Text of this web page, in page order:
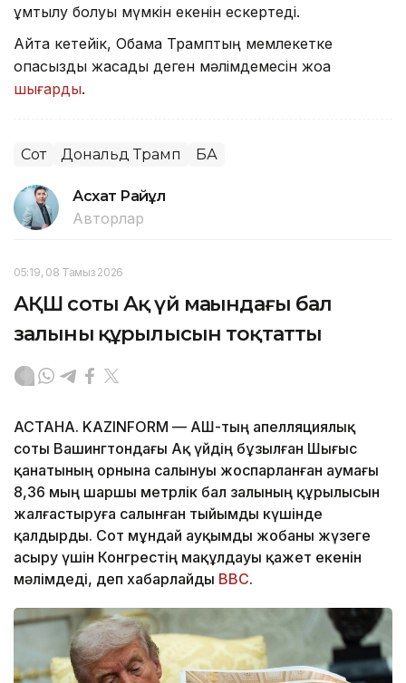
ұмтылу болуы мүмкін екенін ескертеді.
Айта кетейік, Обама Трамптың мемлекетке
опасыздық жасады деген мәлімдемесін жоққа
шығарды.
Сот Дональд Трамп БАҚ
Асхат Райқұл
Авторлар
05:19, 08 Тамыз 2026
АҚШ соты Ақ үй маңындағы бал
залының құрылысын тоқтатты
АСТАНА. KAZINFORM — АҚШ-тың апелляциялық
соты Вашингтондағы Ақ үйдің бұзылған Шығыс
қанатының орнына салынуы жоспарланған аумағы
8,36 мың шаршы метрлік бал залының құрылысын
жалғастыруға салынған тыйымды күшінде
қалдырды. Сот мұндай ауқымды жобаны жүзеге
асыру үшін Конгрестің мақұлдауы қажет екенін
мәлімдеді, деп хабарлайды BBC.